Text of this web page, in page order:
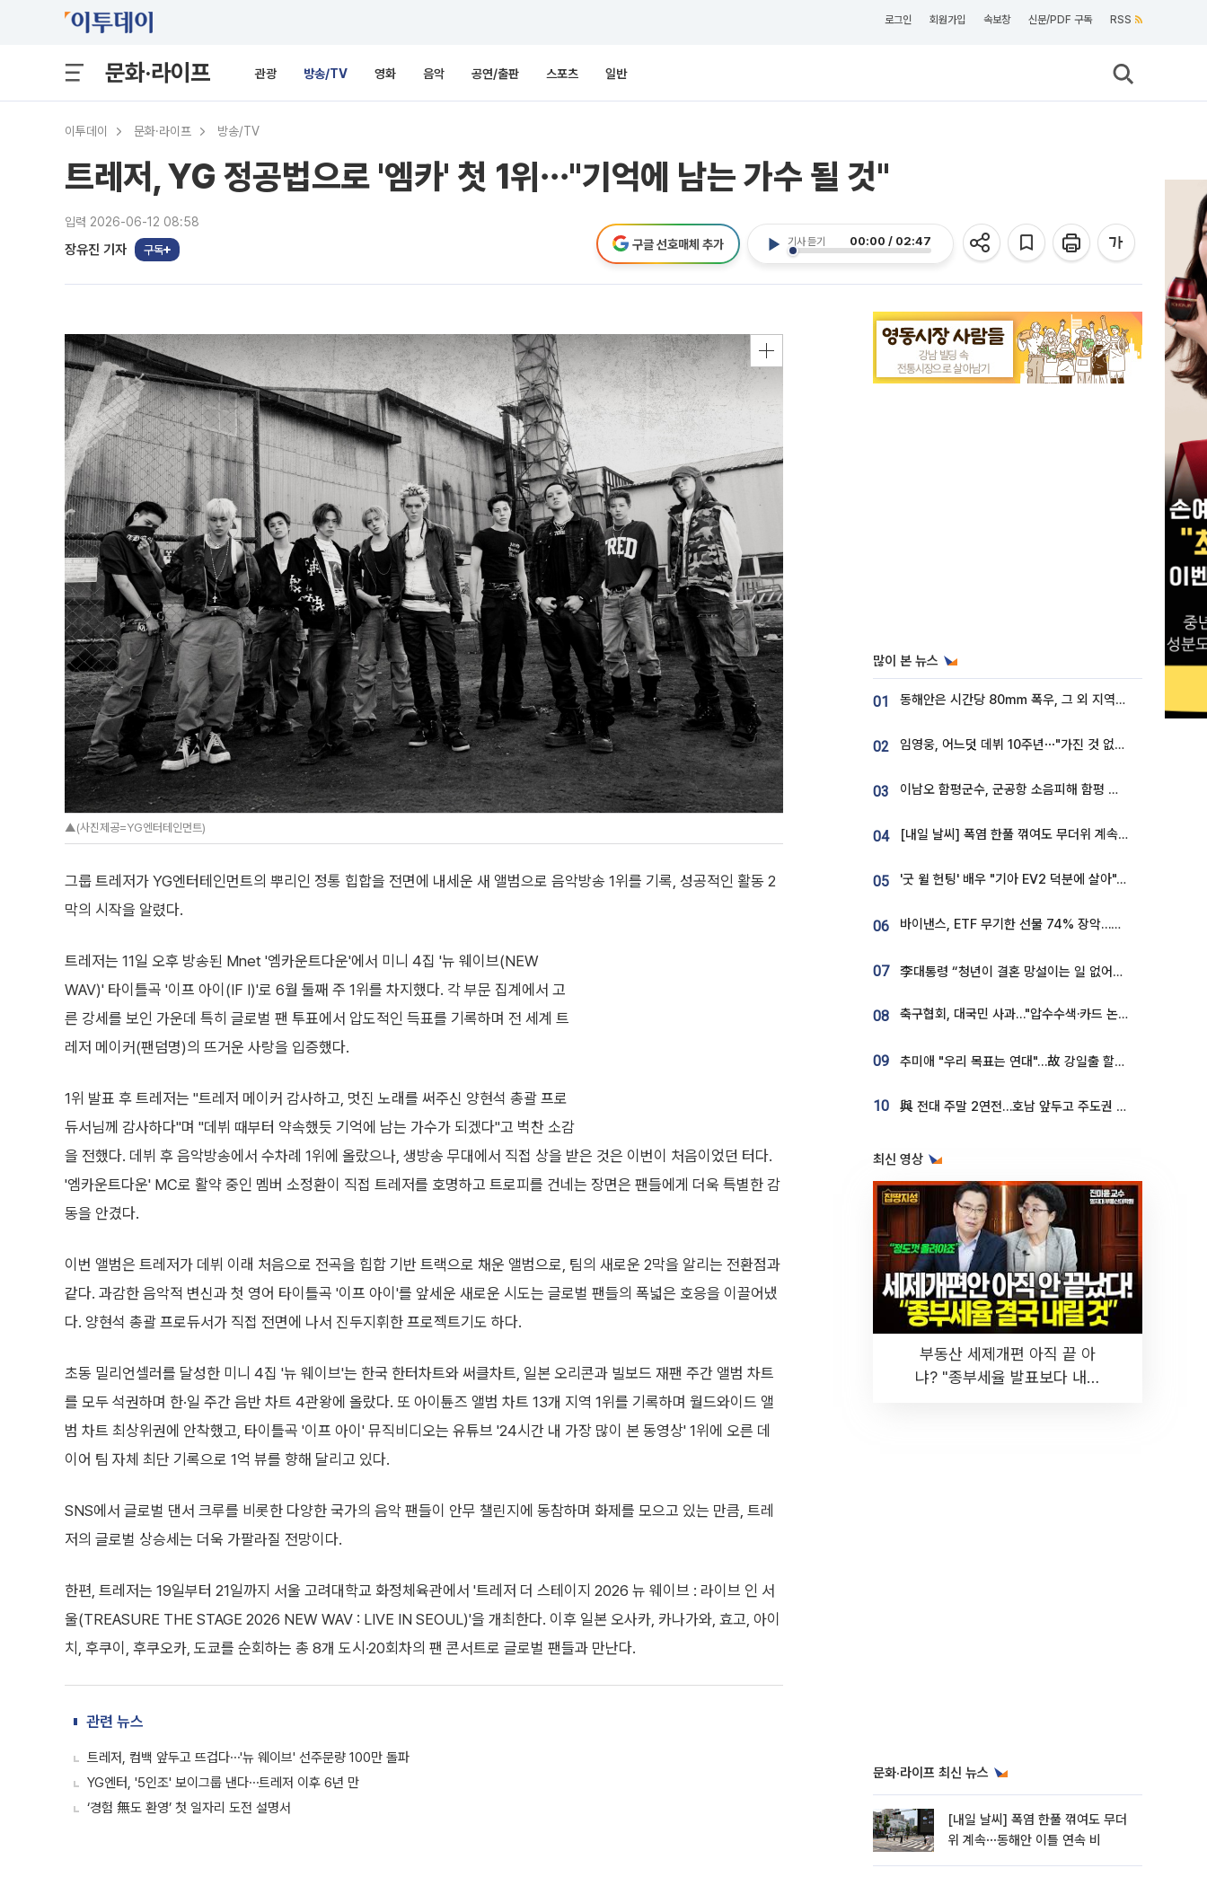
로그인 회원가입 속보창 신문/PDF 구독 RSS
문화·라이프 관광 방송/TV 영화 음악 공연/출판 스포츠 일반
이투데이 문화·라이프 방송/TV
트레저, YG 정공법으로 '엠카' 첫 1위⋯"기억에 남는 가수 될 것"
입력 2026-06-12 08:58
장유진 기자 구독
기사 듣기 00:00 / 02:47
구글 선호매체 추가
▲(사진제공=YG엔터테인먼트)
그룹 트레저가 YG엔터테인먼트의 뿌리인 정통 힙합을 전면에 내세운 새 앨범으로 음악방송 1위를 기록, 성공적인 활동 2
막의 시작을 알렸다.
트레저는 11일 오후 방송된 Mnet '엠카운트다운'에서 미니 4집 '뉴 웨이브(NEW
WAV)' 타이틀곡 '이프 아이(IF I)'로 6월 둘째 주 1위를 차지했다. 각 부문 집계에서 고
른 강세를 보인 가운데 특히 글로벌 팬 투표에서 압도적인 득표를 기록하며 전 세계 트
레저 메이커(팬덤명)의 뜨거운 사랑을 입증했다.
1위 발표 후 트레저는 "트레저 메이커 감사하고, 멋진 노래를 써주신 양현석 총괄 프로
듀서님께 감사하다"며 "데뷔 때부터 약속했듯 기억에 남는 가수가 되겠다"고 벅찬 소감
을 전했다. 데뷔 후 음악방송에서 수차례 1위에 올랐으나, 생방송 무대에서 직접 상을 받은 것은 이번이 처음이었던 터다.
'엠카운트다운' MC로 활약 중인 멤버 소정환이 직접 트레저를 호명하고 트로피를 건네는 장면은 팬들에게 더욱 특별한 감
동을 안겼다.
이번 앨범은 트레저가 데뷔 이래 처음으로 전곡을 힙합 기반 트랙으로 채운 앨범으로, 팀의 새로운 2막을 알리는 전환점과
같다. 과감한 음악적 변신과 첫 영어 타이틀곡 '이프 아이'를 앞세운 새로운 시도는 글로벌 팬들의 폭넓은 호응을 이끌어냈
다. 양현석 총괄 프로듀서가 직접 전면에 나서 진두지휘한 프로젝트기도 하다.
초동 밀리언셀러를 달성한 미니 4집 '뉴 웨이브'는 한국 한터차트와 써클차트, 일본 오리콘과 빌보드 재팬 주간 앨범 차트
를 모두 석권하며 한·일 주간 음반 차트 4관왕에 올랐다. 또 아이튠즈 앨범 차트 13개 지역 1위를 기록하며 월드와이드 앨
범 차트 최상위권에 안착했고, 타이틀곡 '이프 아이' 뮤직비디오는 유튜브 '24시간 내 가장 많이 본 동영상' 1위에 오른 데
이어 팀 자체 최단 기록으로 1억 뷰를 향해 달리고 있다.
SNS에서 글로벌 댄서 크루를 비롯한 다양한 국가의 음악 팬들이 안무 챌린지에 동참하며 화제를 모으고 있는 만큼, 트레
저의 글로벌 상승세는 더욱 가팔라질 전망이다.
한편, 트레저는 19일부터 21일까지 서울 고려대학교 화정체육관에서 '트레저 더 스테이지 2026 뉴 웨이브 : 라이브 인 서
울(TREASURE THE STAGE 2026 NEW WAV : LIVE IN SEOUL)'을 개최한다. 이후 일본 오사카, 카나가와, 효고, 아이
치, 후쿠이, 후쿠오카, 도쿄를 순회하는 총 8개 도시·20회차의 팬 콘서트로 글로벌 팬들과 만난다.
관련 뉴스
트레저, 컴백 앞두고 뜨겁다⋯'뉴 웨이브' 선주문량 100만 돌파
YG엔터, '5인조' 보이그룹 낸다⋯트레저 이후 6년 만
‘경험 無도 환영’ 첫 일자리 도전 설명서
많이 본 뉴스
01 동해안은 시간당 80㎜ 폭우, 그 외 지역은 폭염…‘극과 극 날씨’
02 임영웅, 어느덧 데뷔 10주년⋯"가진 것 없던 시절, 내 앞엔 20명의 팬뿐"
03 이남오 함평군수, 군공항 소음피해 함평 보상 요구
04 [내일 날씨] 폭염 한풀 꺾여도 무더위 계속⋯동해안 이틀 연속 비
05 '굿 윌 헌팅' 배우 "기아 EV2 덕분에 살아"…교통사고 후 안전성 극찬
06 바이낸스, ETF 무기한 선물 74% 장악…한국 레버리지 ETF 거래 급증 [e가상자산]
07 李대통령 “청년이 결혼 망설이는 일 없어야...제도상 불이익 조사”
08 축구협회, 대국민 사과…"압수수색·카드 논란 사죄, 강도 높은 쇄신"
09 추미애 "우리 목표는 연대"…故 강일출 할머니 흉상 제막
10 與 전대 주말 2연전…호남 앞두고 주도권 다툼
최신 영상
부동산 세제개편 아직 끝 아
냐? "종부세율 발표보다 내릴
문화·라이프 최신 뉴스
[내일 날씨] 폭염 한풀 꺾여도 무더
위 계속⋯동해안 이틀 연속 비